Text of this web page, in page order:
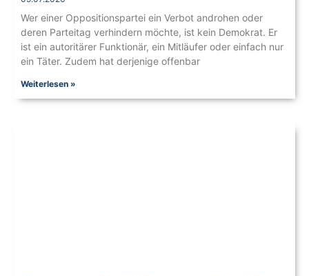
Wer einer Oppositionspartei ein Verbot androhen oder
deren Parteitag verhindern möchte, ist kein Demokrat. Er
ist ein autoritärer Funktionär, ein Mitläufer oder einfach nur
ein Täter. Zudem hat derjenige offenbar
Weiterlesen »